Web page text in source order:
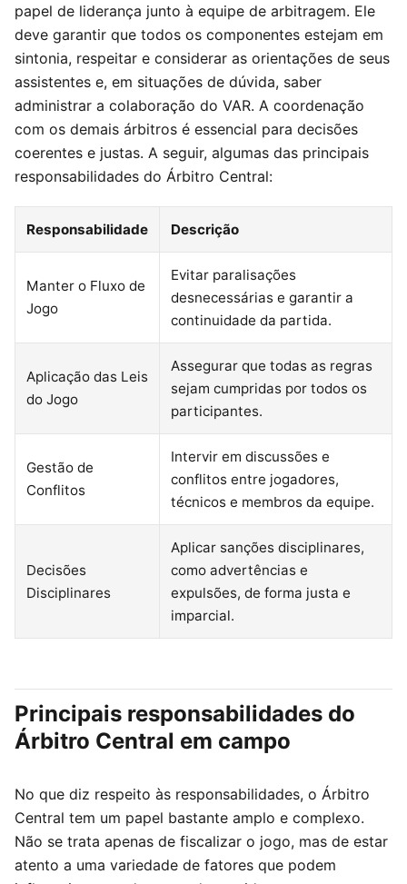
papel de liderança junto à equipe de arbitragem. Ele
deve garantir que todos os componentes estejam em
sintonia, respeitar e considerar as orientações de seus
assistentes e, em situações de dúvida, saber
administrar a colaboração do VAR. A coordenação
com os demais árbitros é essencial para decisões
coerentes e justas. A seguir, algumas das principais
responsabilidades do Árbitro Central:
Responsabilidade Descrição
Manter o Fluxo de
Jogo
Evitar paralisações
desnecessárias e garantir a
continuidade da partida.
Aplicação das Leis
do Jogo
Assegurar que todas as regras
sejam cumpridas por todos os
participantes.
Gestão de
Conflitos
Intervir em discussões e
conflitos entre jogadores,
técnicos e membros da equipe.
Decisões
Disciplinares
Aplicar sanções disciplinares,
como advertências e
expulsões, de forma justa e
imparcial.
Principais responsabilidades do
Árbitro Central em campo
No que diz respeito às responsabilidades, o Árbitro
Central tem um papel bastante amplo e complexo.
Não se trata apenas de fiscalizar o jogo, mas de estar
atento a uma variedade de fatores que podem